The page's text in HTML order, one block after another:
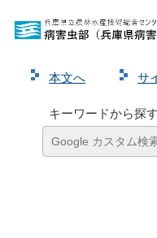
本⽂へ サ
キーワードから探す